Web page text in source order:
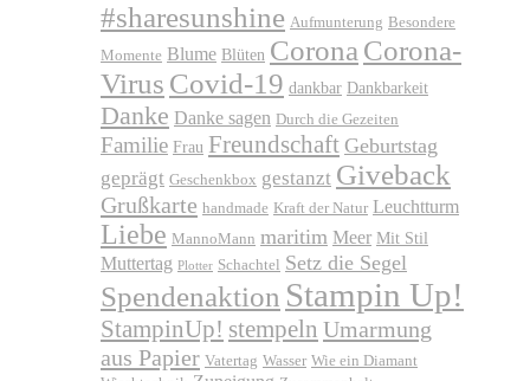
#sharesunshine Aufmunterung Besondere
Momente Blume Blüten CoronaCorona-
Virus Covid-19 dankbar Dankbarkeit
Danke Danke sagen Durch die Gezeiten
Familie Frau Freundschaft Geburtstag
geprägt Geschenkbox gestanzt Giveback
Grußkarte handmade Kraft der Natur Leuchtturm
Liebe MannoMann maritim Meer Mit Stil
Muttertag Plotter Schachtel Setz die Segel
Spendenaktion Stampin Up!
StampinUp! stempeln Umarmung
aus Papier Vatertag Wasser Wie ein Diamant